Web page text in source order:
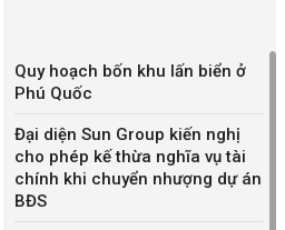
Quy hoạch bốn khu lấn biển ở
Phú Quốc
Đại diện Sun Group kiến nghị
cho phép kế thừa nghĩa vụ tài
chính khi chuyển nhượng dự án
BĐS